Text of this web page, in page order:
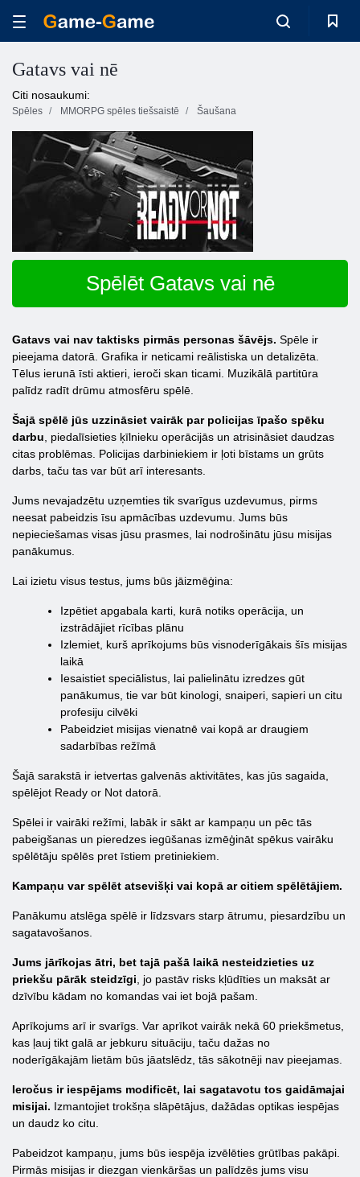
Gatavs vai nē
Citi nosaukumi:
Spēles MMORPG spēles tiešsaistē Šaušana
Spēlēt Gatavs vai nē
Gatavs vai nav taktisks pirmās personas šāvējs. Spēle ir
pieejama datorā. Grafika ir neticami reālistiska un detalizēta.
Tēlus ierunā īsti aktieri, ieroči skan ticami. Muzikālā partitūra
palīdz radīt drūmu atmosfēru spēlē.
Šajā spēlē jūs uzzināsiet vairāk par policijas īpašo spēku
darbu , piedalīsieties ķīlnieku operācijās un atrisināsiet daudzas
citas problēmas. Policijas darbiniekiem ir ļoti bīstams un grūts
darbs, taču tas var būt arī interesants.
Jums nevajadzētu uzņemties tik svarīgus uzdevumus, pirms
neesat pabeidzis īsu apmācības uzdevumu. Jums būs
nepieciešamas visas jūsu prasmes, lai nodrošinātu jūsu misijas
panākumus.
Lai izietu visus testus, jums būs jāizmēģina:
Izpētiet apgabala karti, kurā notiks operācija, un
izstrādājiet rīcības plānu
Izlemiet, kurš aprīkojums būs visnoderīgākais šīs misijas
laikā
Iesaistiet speciālistus, lai palielinātu izredzes gūt
panākumus, tie var būt kinologi, snaiperi, sapieri un citu
profesiju cilvēki
Pabeidziet misijas vienatnē vai kopā ar draugiem
sadarbības režīmā
Šajā sarakstā ir ietvertas galvenās aktivitātes, kas jūs sagaida,
spēlējot Ready or Not datorā.
Spēlei ir vairāki režīmi, labāk ir sākt ar kampaņu un pēc tās
pabeigšanas un pieredzes iegūšanas izmēģināt spēkus vairāku
spēlētāju spēlēs pret īstiem pretiniekiem.
Kampaņu var spēlēt atsevišķi vai kopā ar citiem spēlētājiem.
Panākumu atslēga spēlē ir līdzsvars starp ātrumu, piesardzību un
sagatavošanos.
Jums jārīkojas ātri, bet tajā pašā laikā nesteidzieties uz
priekšu pārāk steidzīgi , jo pastāv risks kļūdīties un maksāt ar
dzīvību kādam no komandas vai iet bojā pašam.
Aprīkojums arī ir svarīgs. Var aprīkot vairāk nekā 60 priekšmetus,
kas ļauj tikt galā ar jebkuru situāciju, taču dažas no
noderīgākajām lietām būs jāatslēdz, tās sākotnēji nav pieejamas.
Ieročus ir iespējams modificēt, lai sagatavotu tos gaidāmajai
misijai. Izmantojiet trokšņa slāpētājus, dažādas optikas iespējas
un daudz ko citu.
Pabeidzot kampaņu, jums būs iespēja izvēlēties grūtības pakāpi.
Pirmās misijas ir diezgan vienkāršas un palīdzēs jums visu